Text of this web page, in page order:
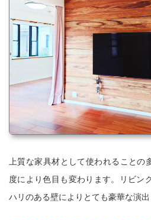
上質な家具材として使われることの
度により色目も変わります。リビン
ハリのある壁により とても豪華な演